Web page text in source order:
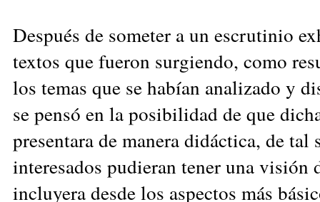
Después de someter a un escrutinio
textos que fueron surgiendo, como
los temas que se habían analizado y
se pensó en la posibilidad de que
presentara de manera didáctica, de tal
interesados pudieran tener una visión
incluyera desde los aspectos más